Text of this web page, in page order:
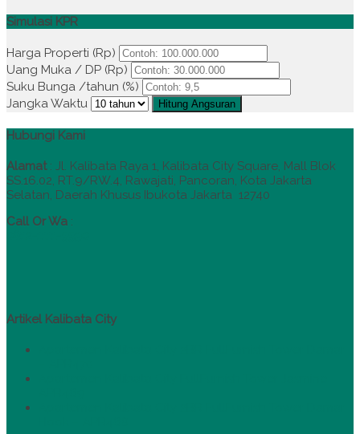
Simulasi KPR
Harga Properti (Rp)
Uang Muka / DP (Rp)
Suku Bunga /tahun (%)
Jangka Waktu
Hitung Angsuran
Hubungi Kami
Alamat: Jl. Kalibata Raya 1, Kalibata City Square, Mall Blok
SS.16.02, RT.9/RW.4, Rawajati, Pancoran, Kota Jakarta
Selatan, Daerah Khusus Ibukota Jakarta 12740
Call Or Wa :
Artikel Kalibata City